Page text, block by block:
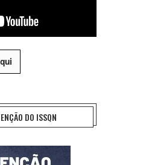
DO ISSQN